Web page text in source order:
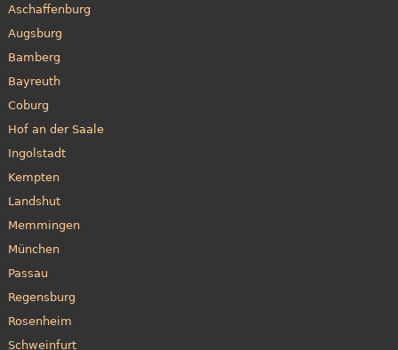
Aschaffenburg
Augsburg
Bamberg
Bayreuth
Coburg
Hof an der Saale
Ingolstadt
Kempten
Landshut
Memmingen
München
Passau
Regensburg
Rosenheim
Schweinfurt